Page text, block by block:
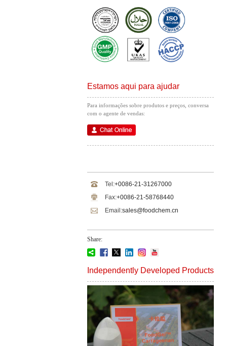
Estamos aqui para ajudar
Para informações sobre produtos e preços, conversa
com o agente de vendas:
Tel:+0086-21-31267000
Fax:+0086-21-58768440
Email:sales@foodchem.cn
Share:
Independently Developed Products